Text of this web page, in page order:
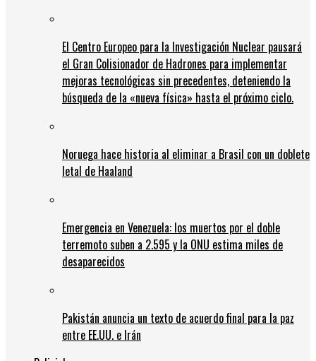
El Centro Europeo para la Investigación Nuclear pausará
el Gran Colisionador de Hadrones para implementar
mejoras tecnológicas sin precedentes, deteniendo la
búsqueda de la «nueva física» hasta el próximo ciclo.
Noruega hace historia al eliminar a Brasil con un doblete
letal de Haaland
Emergencia en Venezuela: los muertos por el doble
terremoto suben a 2.595 y la ONU estima miles de
desaparecidos
Pakistán anuncia un texto de acuerdo final para la paz
entre EE.UU. e Irán